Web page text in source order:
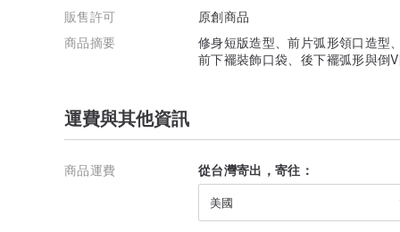
販售許可
原創商品
商品摘要
修身短版造型、前片弧形領口造型
前下襬裝飾口袋、後下襬弧形與倒
運費與其他資訊
商品運費 從台灣寄出，寄往：
美國